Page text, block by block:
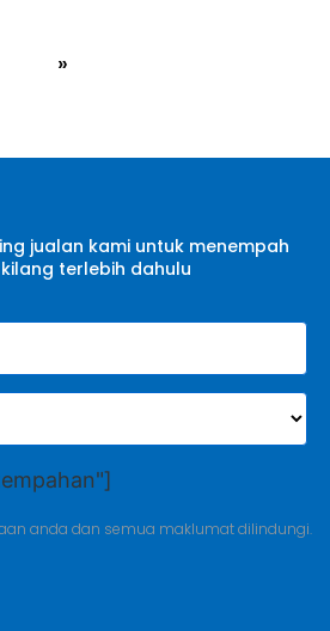
»
jualan kami untuk menempah
terlebih dahulu
anda dan semua maklumat dilindungi.